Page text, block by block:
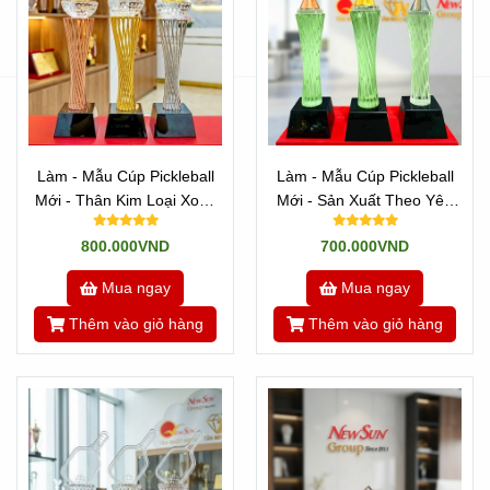
trang trí đẳng cấp trong tủ kính của người chiến thắng.
Làm - Mẫu Cúp Pickleball
Mới - Thân Kim Loại Xoắn
Sợi
800.000VND
Mua ngay
Thêm vào giỏ hàng
Làm - Mẫu Cúp Pickleball
Mới - Sản Xuất Theo Yêu
Cầu (15)
700.000VND
Mua ngay
Thêm vào giỏ hàng